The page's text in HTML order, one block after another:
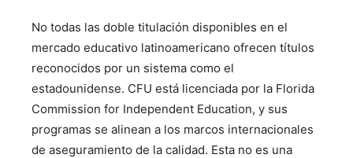
No todas las doble titulación disponibles en el
mercado educativo latinoamericano ofrecen títulos
reconocidos por un sistema como el
estadounidense. CFU está licenciada por la Florida
Commission for Independent Education, y sus
programas se alinean a los marcos internacionales
de aseguramiento de la calidad. Esta no es una